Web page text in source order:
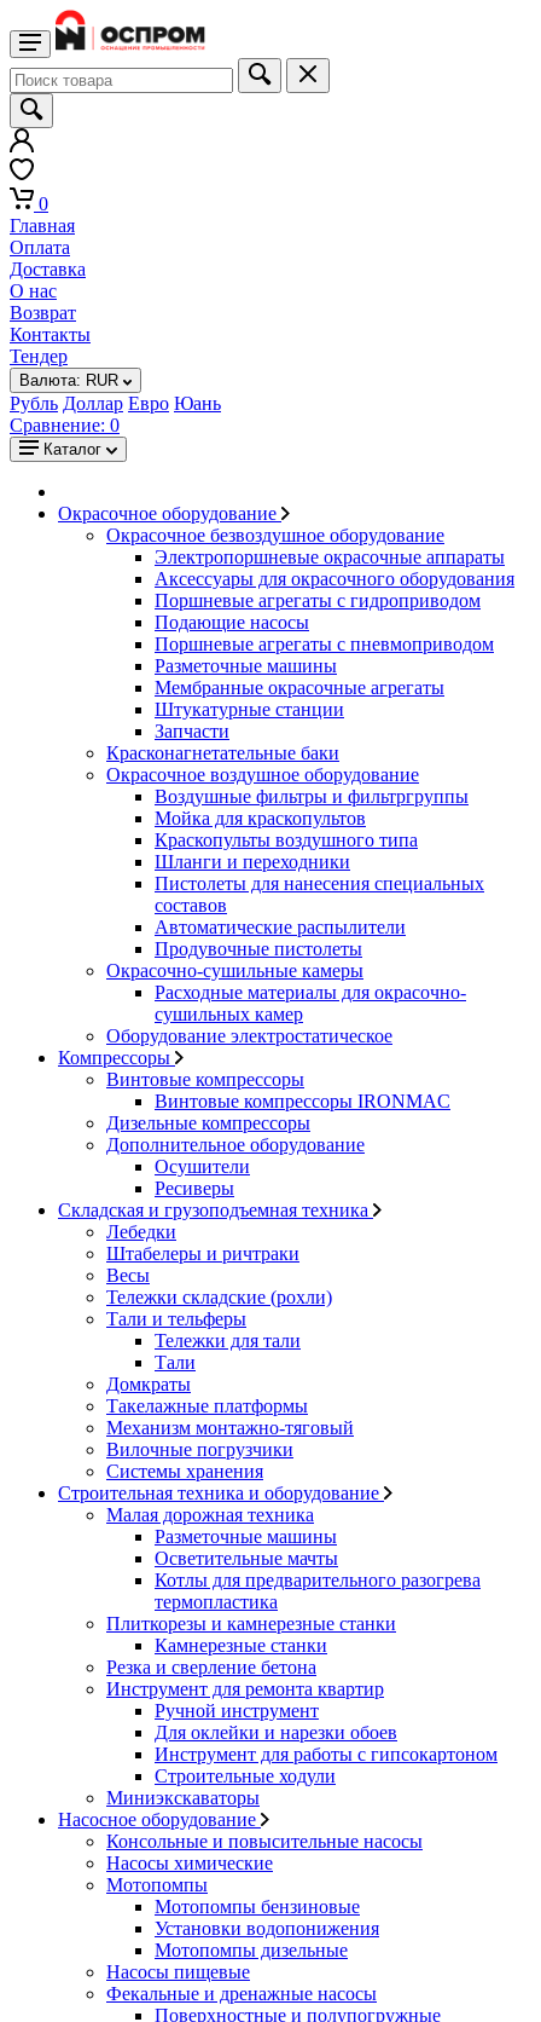
0
Главная
Оплата
Доставка
О нас
Возврат
Контакты
Тендер
Валюта: RUR
Рубль Доллар Евро Юань
Сравнение: 0
Каталог
Окрасочное оборудование
Окрасочное безвоздушное оборудование
Электропоршневые окрасочные аппараты
Аксессуары для окрасочного оборудования
Поршневые агрегаты с гидроприводом
Подающие насосы
Поршневые агрегаты с пневмоприводом
Разметочные машины
Мембранные окрасочные агрегаты
Штукатурные станции
Запчасти
Красконагнетательные баки
Окрасочное воздушное оборудование
Воздушные фильтры и фильтргруппы
Мойка для краскопультов
Краскопульты воздушного типа
Шланги и переходники
Пистолеты для нанесения специальных
составов
Автоматические распылители
Продувочные пистолеты
Окрасочно-сушильные камеры
Расходные материалы для окрасочно-
сушильных камер
Оборудование электростатическое
Компрессоры
Винтовые компрессоры
Винтовые компрессоры IRONMAC
Дизельные компрессоры
Дополнительное оборудование
Осушители
Ресиверы
Складская и грузоподъемная техника
Лебедки
Штабелеры и ричтраки
Весы
Тележки складские (рохли)
Тали и тельферы
Тележки для тали
Тали
Домкраты
Такелажные платформы
Механизм монтажно-тяговый
Вилочные погрузчики
Системы хранения
Строительная техника и оборудование
Малая дорожная техника
Разметочные машины
Осветительные мачты
Котлы для предварительного разогрева
термопластика
Плиткорезы и камнерезные станки
Камнерезные станки
Резка и сверление бетона
Инструмент для ремонта квартир
Ручной инструмент
Для оклейки и нарезки обоев
Инструмент для работы с гипсокартоном
Строительные ходули
Миниэкскаваторы
Насосное оборудование
Консольные и повысительные насосы
Насосы химические
Мотопомпы
Мотопомпы бензиновые
Установки водопонижения
Мотопомпы дизельные
Насосы пищевые
Фекальные и дренажные насосы
Поверхностные и полупогружные